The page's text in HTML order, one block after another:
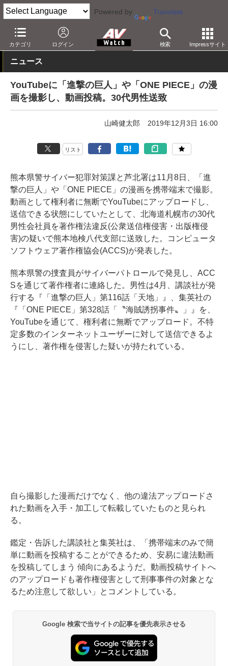
Powered by Translate
カテゴリ ログイン 検索 Impressサイト
AV Watch コンテンツ・サービス 映像配信 YouTube
ニュース
YouTubeに「進撃の巨人」や「ONE PIECE」の漫
画を撮影し、動画投稿。30代男性送致
山崎健太郎 2019年12月3日 16:00
リスト
熊本県警サイバー犯罪対策課と芦北署は11月8日、「進
撃の巨人」や「ONE PIECE」の漫画を携帯端末で撮影。
動画として権利者に無断でYouTubeにアップロードし、
送信できる状態にしていたとして、北海道札幌市の30代
男性会社員を著作権法違反(公衆送信権侵害・出版権侵
害)の疑いで熊本地検八代支部に送致した。コンピュータ
ソフトウェア著作権協会(ACCS)が発表した。
熊本県警の捜査員がサイバーパトロールで発見し、ACC
Sを通じて著作権者に連絡した。男性は4月、講談社が発
行する『「進撃の巨人」第116話「天地」』、集英社の
『「ONE PIECE」第328話「〝海賊誘拐事件〟」』を、
YouTubeを通じて、権利者に無断でアップロード。不特
定多数のインターネットユーザーに対して送信できるよ
うにし、著作権を侵害した疑いが持たれている。
自ら撮影した漫画だけでなく、他の違法アップロードさ
れた動画を入手・加工して転載していたものと見られ
る。
鑑定・告訴した講談社と集英社は、「携帯端末のみで簡
単に動画を投稿することができるため、安易に違法動画
を投稿してしまう 傾向にあるようだ。動画投稿サイトへ
のアップロードも著作権侵害として刑事事件の対象とな
るため注意して欲しい」とコメントしている。
Google 検索で当サイトの記事を優先表示させる